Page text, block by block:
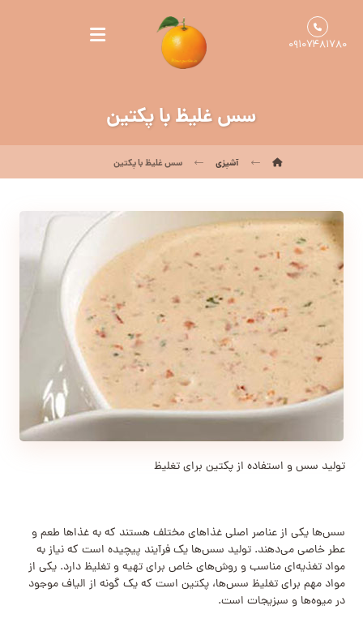
۰۹۱۰۷۴۸۱۷۸۰
سس غلیظ با پکتین
آشپزی سس غلیظ با پکتین
تولید سس و استفاده از پکتین برای تغلیظ
سس‌ها یکی از عناصر اصلی غذاهای مختلف هستند که به غذاها طعم و
عطر خاصی می‌دهند. تولید سس‌ها یک فرآیند پیچیده است که نیاز به
مواد تغذیه‌ای مناسب و روش‌های خاص برای تهیه و تغلیظ دارد. یکی از
مواد مهم برای تغلیظ سس‌ها، پکتین است که یک گونه از الیاف موجود
در میوه‌ها و سبزیجات است.